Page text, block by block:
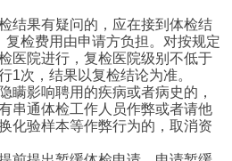
结果有疑问的，应在接到体检结
检费用由申请方负担。对按规定
医院进行，复检医院级别不低于
1次，结果以复检结论为准。
瞒影响聘用的疾病或者病史的，
串通体检工作人员作弊或者请他
化验样本等作弊行为的，取消资